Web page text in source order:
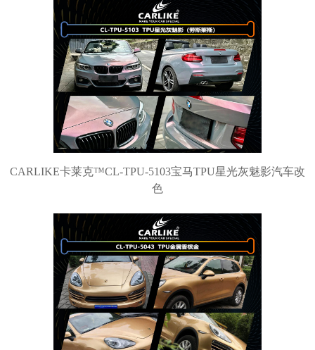
CARLIKE卡莱克™CL-TPU-5103宝马TPU星光灰魅影汽车改
色